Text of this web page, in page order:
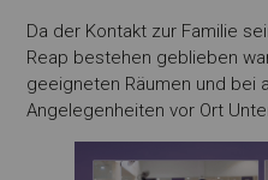
Da der Kontakt zur Familie
Reap bestehen geblieben
geeigneten Räumen und bei
Angelegenheiten vor Ort